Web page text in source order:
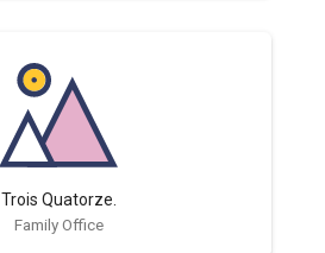
Trois Quatorze.
Family Office